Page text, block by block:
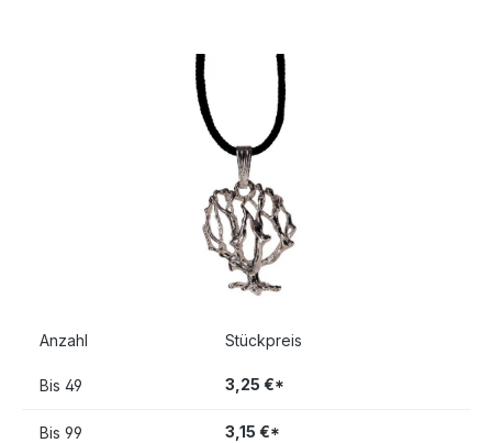
Bildergalerie überspringen
Anzahl Stückpreis
Bis 49 3,25 €*
Bis 99 3,15 €*